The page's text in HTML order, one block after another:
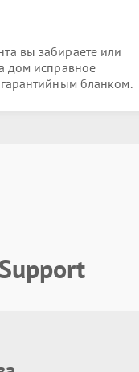
вы забираете или
дом исправное
гарантийным бланком.